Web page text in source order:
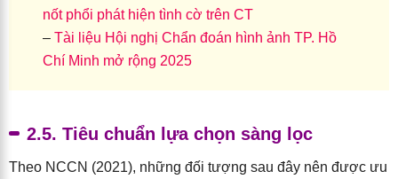
nốt phổi phát hiện tình cờ trên CT
– Tài liệu Hội nghị Chẩn đoán hình ảnh TP. Hồ
Chí Minh mở rộng 2025
2.5. Tiêu chuẩn lựa chọn sàng lọc
Theo NCCN (2021), những đối tượng sau đây nên được ưu